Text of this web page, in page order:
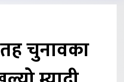
चुनावका